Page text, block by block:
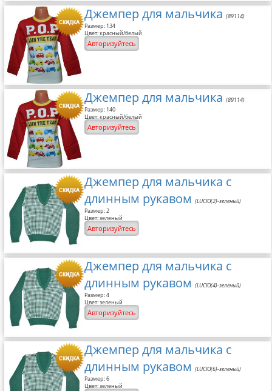
Джемпер для мальчика (89114)
Размер: 134
Цвет: красный/белый
Авторизуйтесь
Джемпер для мальчика (89114)
Размер: 140
Цвет: красный/белый
Авторизуйтесь
Джемпер для мальчика с
длинным рукавом (LUCIO(2)-зеленый)
Размер: 2
Цвет: зеленый
Авторизуйтесь
Джемпер для мальчика с
длинным рукавом (LUCIO(4)-зеленый)
Размер: 4
Цвет: зеленый
Авторизуйтесь
Джемпер для мальчика с
длинным рукавом (LUCIO(6)-зеленый)
Размер: 6
Цвет: зеленый